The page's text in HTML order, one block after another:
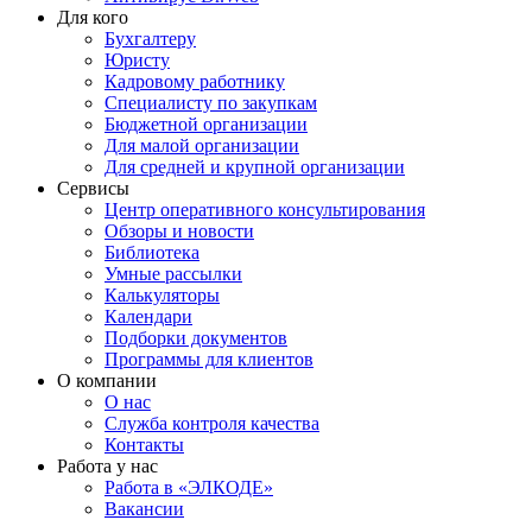
Для кого
Бухгалтеру
Юристу
Кадровому работнику
Специалисту по закупкам
Бюджетной организации
Для малой организации
Для средней и крупной организации
Сервисы
Центр оперативного консультирования
Обзоры и новости
Библиотека
Умные рассылки
Калькуляторы
Календари
Подборки документов
Программы для клиентов
О компании
О нас
Служба контроля качества
Контакты
Работа у нас
Работа в «ЭЛКОДЕ»
Вакансии